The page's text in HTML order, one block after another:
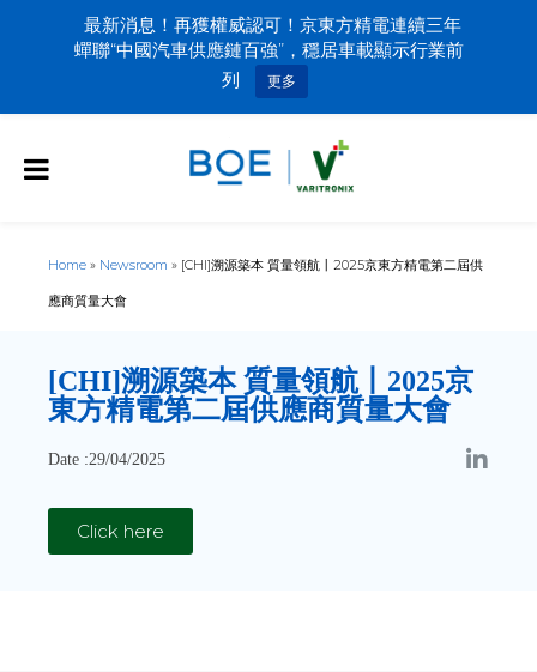
Home » Newsroom » [CHI]溯源築本 質量領航丨2025京東方精電第二屆供
應商質量大會
[CHI]溯源築本 質量領航丨2025京
東方精電第二屆供應商質量大會
Date :29/04/2025
Click here
最新消息！再獲權威認可！京東方精電連續三年
蟬聯“中國汽車供應鏈百強”，穩居車載顯示行業前
列
更多